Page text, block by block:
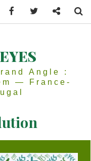
Angle :
— France-
Facebook Twitter